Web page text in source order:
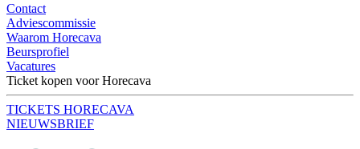
Contact
Adviescommissie
Waarom Horecava
Beursprofiel
Vacatures
Ticket kopen voor Horecava
TICKETS HORECAVA
NIEUWSBRIEF